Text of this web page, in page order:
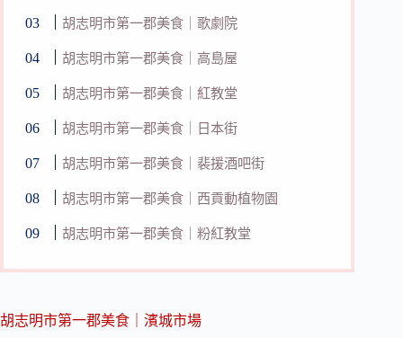
胡志明市第一郡美食｜歌劇院
胡志明市第一郡美食｜高島屋
胡志明市第一郡美食｜紅教堂
胡志明市第一郡美食｜日本街
胡志明市第一郡美食｜裴援酒吧街
胡志明市第一郡美食｜西貢動植物園
胡志明市第一郡美食｜粉紅教堂
胡志明市第一郡美食｜濱城市場